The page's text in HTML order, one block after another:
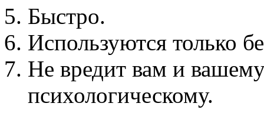
Быстро.
Используются только
Не вредит вам и
психологическому.